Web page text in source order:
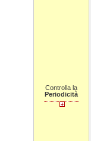
Controlla la
Periodicità